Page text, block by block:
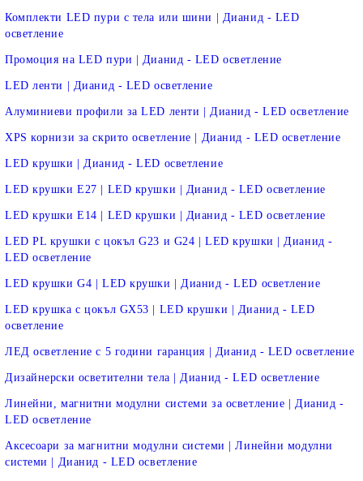
Комплекти LED пури с тела или шини | Дианид - LED
осветление
Промоция на LED пури | Дианид - LED осветление
LED ленти | Дианид - LED осветление
Алуминиеви профили за LED ленти | Дианид - LED осветление
XPS корнизи за скрито осветление | Дианид - LED осветление
LED крушки | Дианид - LED осветление
LED крушки E27 | LED крушки | Дианид - LED осветление
LED крушки E14 | LED крушки | Дианид - LED осветление
LED PL крушки с цокъл G23 и G24 | LED крушки | Дианид -
LED осветление
LED крушки G4 | LED крушки | Дианид - LED осветление
LED крушка с цокъл GX53 | LED крушки | Дианид - LED
осветление
ЛЕД осветление с 5 години гаранция | Дианид - LED осветление
Дизайнерски осветителни тела | Дианид - LED осветление
Линейни, магнитни модулни системи за осветление | Дианид -
LED осветление
Аксесоари за магнитни модулни системи | Линейни модулни
системи | Дианид - LED осветление